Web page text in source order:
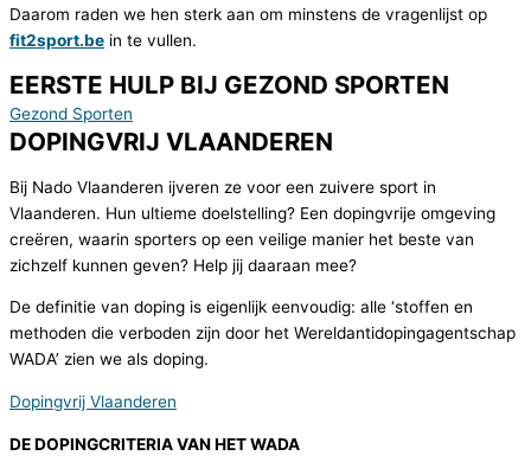
Daarom raden we hen sterk aan om minstens de vragenlijst op
fit2sport.be in te vullen.
EERSTE HULP BIJ GEZOND SPORTEN
Gezond Sporten
DOPINGVRIJ VLAANDEREN
Bij Nado Vlaanderen ijveren ze voor een zuivere sport in
Vlaanderen. Hun ultieme doelstelling? Een dopingvrije omgeving
creëren, waarin sporters op een veilige manier het beste van
zichzelf kunnen geven? Help jij daaraan mee?
De definitie van doping is eigenlijk eenvoudig: alle ‘stoffen en
methoden die verboden zijn door het Wereldantidopingagentschap
WADA’ zien we als doping.
Dopingvrij Vlaanderen
DE DOPINGCRITERIA VAN HET WADA